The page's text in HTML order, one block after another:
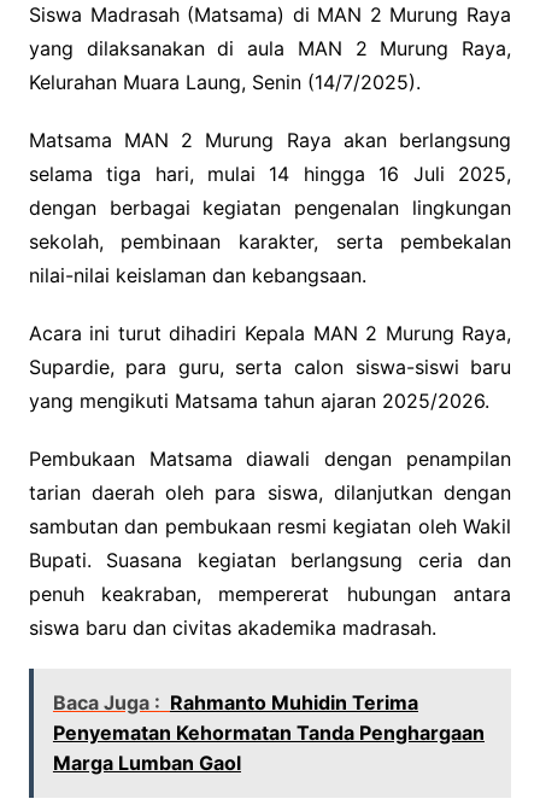
Siswa Madrasah (Matsama) di MAN 2 Murung Raya
yang dilaksanakan di aula MAN 2 Murung Raya,
Kelurahan Muara Laung, Senin (14/7/2025).
Matsama MAN 2 Murung Raya akan berlangsung
selama tiga hari, mulai 14 hingga 16 Juli 2025,
dengan berbagai kegiatan pengenalan lingkungan
sekolah, pembinaan karakter, serta pembekalan
nilai-nilai keislaman dan kebangsaan.
Acara ini turut dihadiri Kepala MAN 2 Murung Raya,
Supardie, para guru, serta calon siswa-siswi baru
yang mengikuti Matsama tahun ajaran 2025/2026.
Pembukaan Matsama diawali dengan penampilan
tarian daerah oleh para siswa, dilanjutkan dengan
sambutan dan pembukaan resmi kegiatan oleh Wakil
Bupati. Suasana kegiatan berlangsung ceria dan
penuh keakraban, mempererat hubungan antara
siswa baru dan civitas akademika madrasah.
Baca Juga : Rahmanto Muhidin Terima
Penyematan Kehormatan Tanda Penghargaan
Marga Lumban Gaol